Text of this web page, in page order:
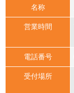
名称
営業時間
電話番号
受付場所